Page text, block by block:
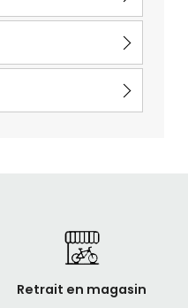
Retrait en magasin